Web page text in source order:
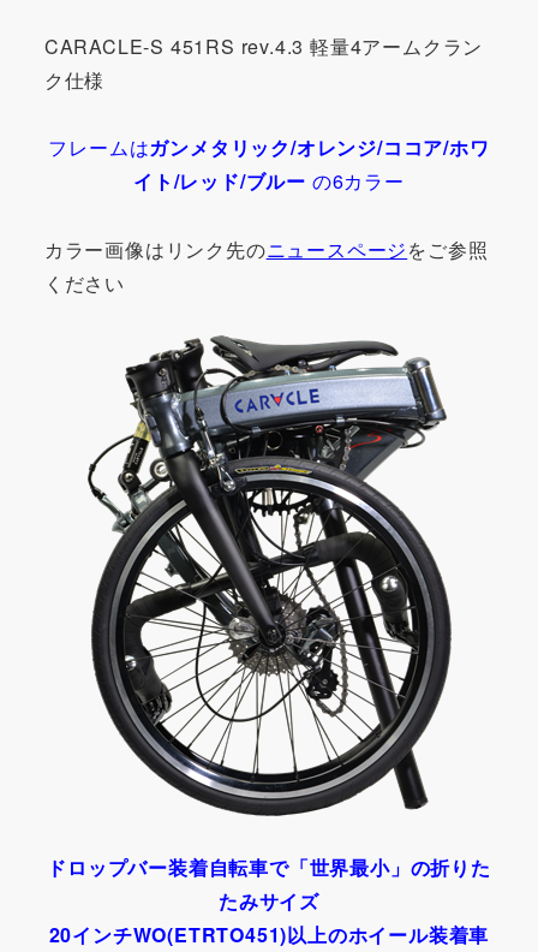
CARACLE-S 451RS rev.4.3 軽量4アームクラン
ク仕様
フレームはガンメタリック/オレンジ/ココア/ホワ
イト/レッド/ブルー の6カラー
カラー画像はリンク先のニュースページをご参照
ください
ドロップバー装着自転車で「世界最小」の折りた
たみサイズ
20インチWO(ETRTO451)以上のホイール装着車